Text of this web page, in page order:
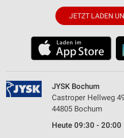
JETZT LADEN
JYSK Bochum
Castroper Hellweg
44805 Bochum
Heute 09:30 - 20:00